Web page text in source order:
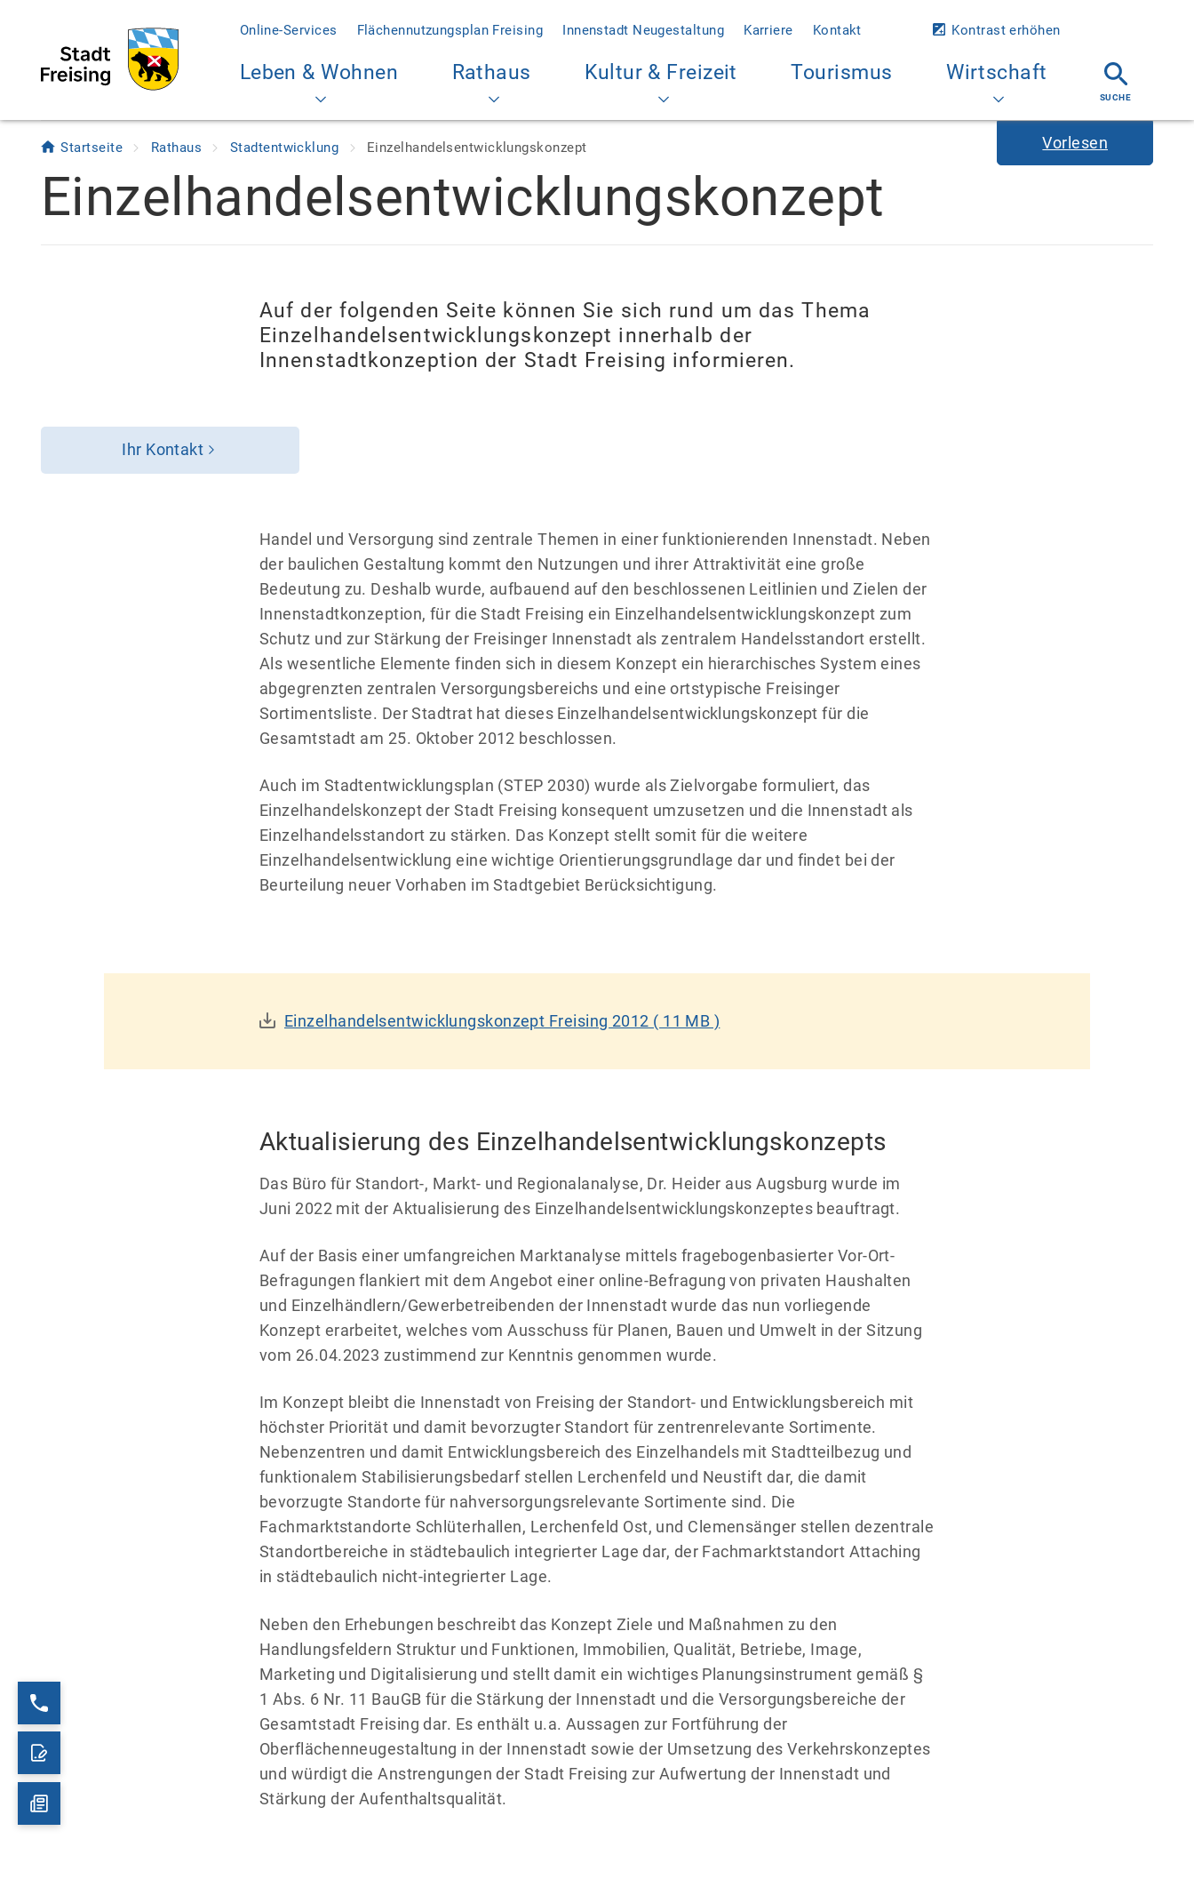
Online-Services Flächennutzungsplan Freising Innenstadt Neugestaltung Karriere Kontakt Kontrast erhöhen
Leben & Wohnen Rathaus Kultur & Freizeit Tourismus Wirtschaft
Vorlesen
Startseite Rathaus Stadtentwicklung Einzelhandelsentwicklungskonzept
Einzelhandelsentwicklungskonzept
Auf der folgenden Seite können Sie sich rund um das Thema
Einzelhandelsentwicklungskonzept innerhalb der
Innenstadtkonzeption der Stadt Freising informieren.
Ihr Kontakt
Handel und Versorgung sind zentrale Themen in einer funktionierenden Innenstadt. Neben
der baulichen Gestaltung kommt den Nutzungen und ihrer Attraktivität eine große
Bedeutung zu. Deshalb wurde, aufbauend auf den beschlossenen Leitlinien und Zielen der
Innenstadtkonzeption, für die Stadt Freising ein Einzelhandelsentwicklungskonzept zum
Schutz und zur Stärkung der Freisinger Innenstadt als zentralem Handelsstandort erstellt.
Als wesentliche Elemente finden sich in diesem Konzept ein hierarchisches System eines
abgegrenzten zentralen Versorgungsbereichs und eine ortstypische Freisinger
Sortimentsliste. Der Stadtrat hat dieses Einzelhandelsentwicklungskonzept für die
Gesamtstadt am 25. Oktober 2012 beschlossen.
Auch im Stadtentwicklungsplan (STEP 2030) wurde als Zielvorgabe formuliert, das
Einzelhandelskonzept der Stadt Freising konsequent umzusetzen und die Innenstadt als
Einzelhandelsstandort zu stärken. Das Konzept stellt somit für die weitere
Einzelhandelsentwicklung eine wichtige Orientierungsgrundlage dar und findet bei der
Beurteilung neuer Vorhaben im Stadtgebiet Berücksichtigung.
Einzelhandelsentwicklungskonzept Freising 2012 ( 11 MB )
Aktualisierung des Einzelhandelsentwicklungskonzepts
Das Büro für Standort-, Markt- und Regionalanalyse, Dr. Heider aus Augsburg wurde im
Juni 2022 mit der Aktualisierung des Einzelhandelsentwicklungskonzeptes beauftragt.
Auf der Basis einer umfangreichen Marktanalyse mittels fragebogenbasierter Vor-Ort-
Befragungen flankiert mit dem Angebot einer online-Befragung von privaten Haushalten
und Einzelhändlern/Gewerbetreibenden der Innenstadt wurde das nun vorliegende
Konzept erarbeitet, welches vom Ausschuss für Planen, Bauen und Umwelt in der Sitzung
vom 26.04.2023 zustimmend zur Kenntnis genommen wurde.
Im Konzept bleibt die Innenstadt von Freising der Standort- und Entwicklungsbereich mit
höchster Priorität und damit bevorzugter Standort für zentrenrelevante Sortimente.
Nebenzentren und damit Entwicklungsbereich des Einzelhandels mit Stadtteilbezug und
funktionalem Stabilisierungsbedarf stellen Lerchenfeld und Neustift dar, die damit
bevorzugte Standorte für nahversorgungsrelevante Sortimente sind. Die
Fachmarktstandorte Schlüterhallen, Lerchenfeld Ost, und Clemensänger stellen dezentrale
Standortbereiche in städtebaulich integrierter Lage dar, der Fachmarktstandort Attaching
in städtebaulich nicht-integrierter Lage.
Neben den Erhebungen beschreibt das Konzept Ziele und Maßnahmen zu den
Handlungsfeldern Struktur und Funktionen, Immobilien, Qualität, Betriebe, Image,
Marketing und Digitalisierung und stellt damit ein wichtiges Planungsinstrument gemäß §
1 Abs. 6 Nr. 11 BauGB für die Stärkung der Innenstadt und die Versorgungsbereiche der
Gesamtstadt Freising dar. Es enthält u.a. Aussagen zur Fortführung der
Oberflächenneugestaltung in der Innenstadt sowie der Umsetzung des Verkehrskonzeptes
und würdigt die Anstrengungen der Stadt Freising zur Aufwertung der Innenstadt und
Stärkung der Aufenthaltsqualität.